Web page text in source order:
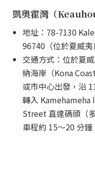
凱奧霍灣（
地址：78-7130
96740（位於夏威夷
交通方式：位於夏
納海岸（Kona
或市中心出發，沿
轉入 Kamehameha
Street 直達碼頭（
車程約 15～20 分鐘